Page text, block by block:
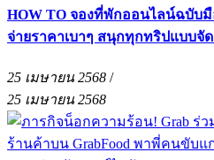
HOW TO จองที่พักออนไลน์ฉบับ
จ่ายราคาเบาๆ สนุกทุกทริปแบบจัด
25 เมษายน 2568 /
25 เมษายน 2568